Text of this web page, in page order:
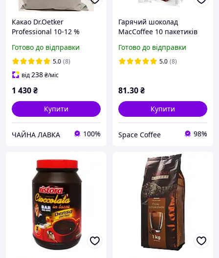
Какао Dr.Oetker
Professional 10-12 %
Готово до відправки
5.0 (8)
від238₴/міс
1 430₴
Купити
ЧАЙНА ЛАВКА 100%
Гарячий шоколад
MacCoffee 10 пакетиків
заварювання в чашці
Готово до відправки
5.0 (8)
81.30₴
Купити
Space Coffee 98%